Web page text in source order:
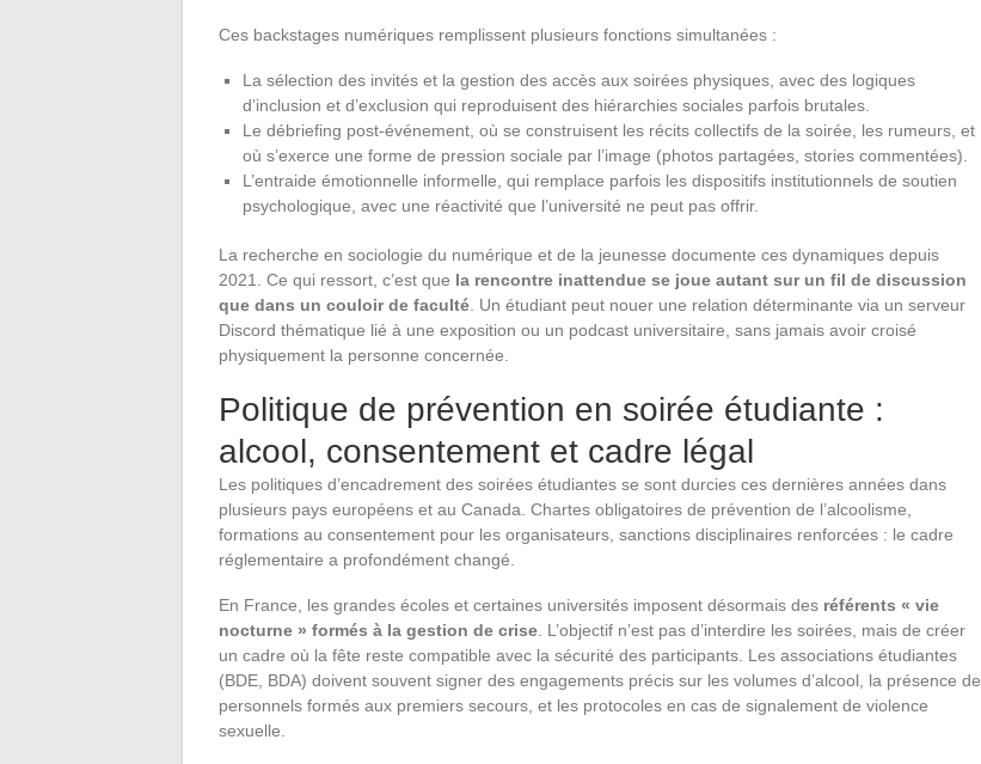
Ces backstages numériques remplissent plusieurs fonctions simultanées :
La sélection des invités et la gestion des accès aux soirées physiques, avec des logiques
d’inclusion et d’exclusion qui reproduisent des hiérarchies sociales parfois brutales.
Le débriefing post-événement, où se construisent les récits collectifs de la soirée, les rumeurs, et
où s’exerce une forme de pression sociale par l’image (photos partagées, stories commentées).
L’entraide émotionnelle informelle, qui remplace parfois les dispositifs institutionnels de soutien
psychologique, avec une réactivité que l’université ne peut pas offrir.
La recherche en sociologie du numérique et de la jeunesse documente ces dynamiques depuis
2021. Ce qui ressort, c’est que la rencontre inattendue se joue autant sur un fil de discussion
que dans un couloir de faculté . Un étudiant peut nouer une relation déterminante via un serveur
Discord thématique lié à une exposition ou un podcast universitaire, sans jamais avoir croisé
physiquement la personne concernée.
Politique de prévention en soirée étudiante :
alcool, consentement et cadre légal
Les politiques d’encadrement des soirées étudiantes se sont durcies ces dernières années dans
plusieurs pays européens et au Canada. Chartes obligatoires de prévention de l’alcoolisme,
formations au consentement pour les organisateurs, sanctions disciplinaires renforcées : le cadre
réglementaire a profondément changé.
En France, les grandes écoles et certaines universités imposent désormais des référents « vie
nocturne » formés à la gestion de crise . L’objectif n’est pas d’interdire les soirées, mais de créer
un cadre où la fête reste compatible avec la sécurité des participants. Les associations étudiantes
(BDE, BDA) doivent souvent signer des engagements précis sur les volumes d’alcool, la présence de
personnels formés aux premiers secours, et les protocoles en cas de signalement de violence
sexuelle.